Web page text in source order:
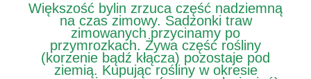
Większość bylin zrzuca część nadziemną
na czas zimowy. Sadzonki traw
zimowanych przycinamy po
przymrozkach. Żywa część rośliny
(korzenie bądź kłącza) pozostaje pod
ziemią. Kupując rośliny w okresie